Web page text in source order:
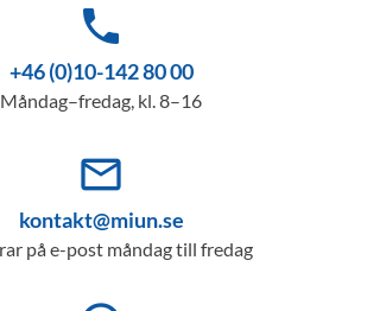
phone
+46 (0)10-142 80 00
Måndag–fredag, kl. 8–16
mail_outline
kontakt@miun.se
på e-post måndag till fredag